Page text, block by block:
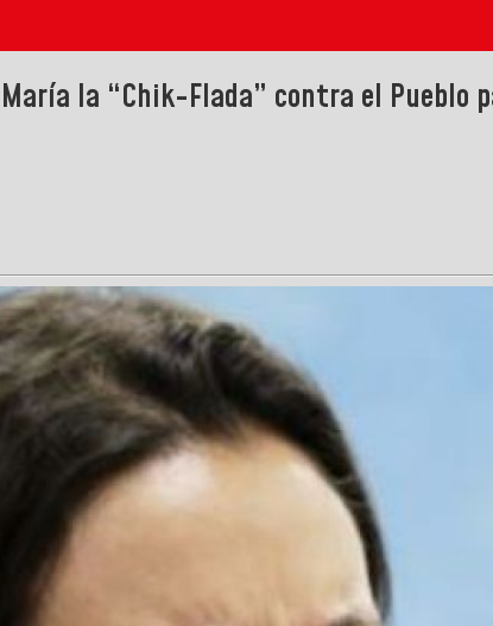
la “Chik-Flada” contra el Pueblo